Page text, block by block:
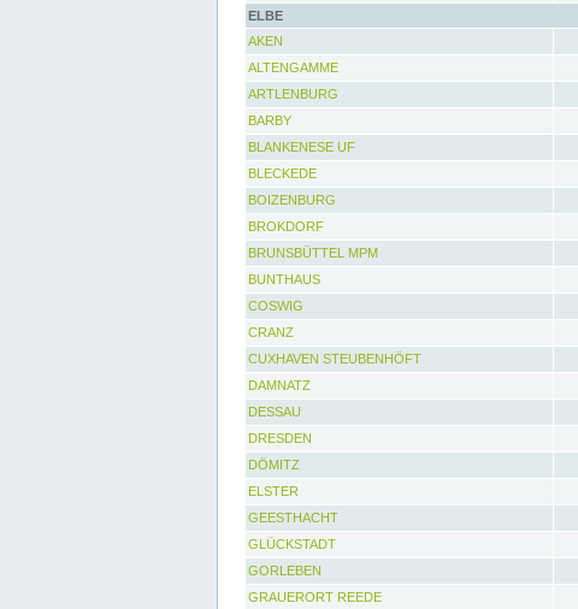
ELBE
AKEN
ALTENGAMME
ARTLENBURG
BARBY
BLANKENESE UF
BLECKEDE
BOIZENBURG
BROKDORF
BRUNSBÜTTEL MPM
BUNTHAUS
COSWIG
CRANZ
CUXHAVEN STEUBENHÖFT
DAMNATZ
DESSAU
DRESDEN
DÖMITZ
ELSTER
GEESTHACHT
GLÜCKSTADT
GORLEBEN
GRAUERORT REEDE